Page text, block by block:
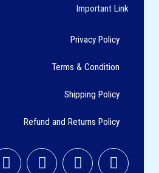
Important Link
Privacy Policy
Terms & Condition
Shipping Policy
Refund and Returns Policy
F
I
T
Y